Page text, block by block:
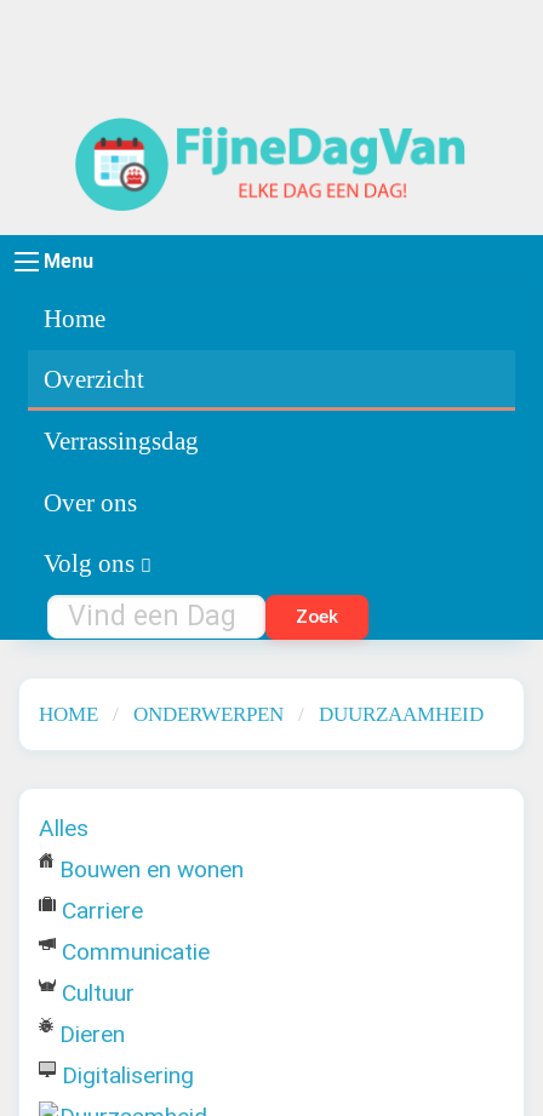
Menu
Home
Overzicht
Verrassingsdag
Over ons
Volg ons
HOME ONDERWERPEN DUURZAAMHEID
Alles
Bouwen en wonen
Carriere
Communicatie
Cultuur
Dieren
Digitalisering